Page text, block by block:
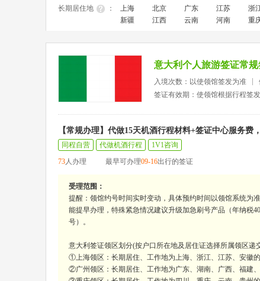
长期居住地 ： 上海 北京 广东 江苏 浙
新疆
江西 云南 河南 重
意大利个人旅游签证常
入境次数：以使领馆签发为准
签证有效期：使领馆根据行程签发
【常规办理】代做15天机酒行程材料+签证中心服务费
同程自营
代做机酒行程
1V1咨询
73人办理 最早可办理09-16出行的签证
受理范围：
提醒：领馆约号时间实时变动，具体预约时间以领馆系统为
能提早办理，特殊紧急情况建议升级加急刷号产品（年纳税
号）。
意大利签证领区划分(按户口所在地及居住证选择所属领区递
①上海领区：长期居住、工作地为上海、浙江、江苏、安徽
②广州领区：长期居住、工作地为广东、湖南、广西、福建